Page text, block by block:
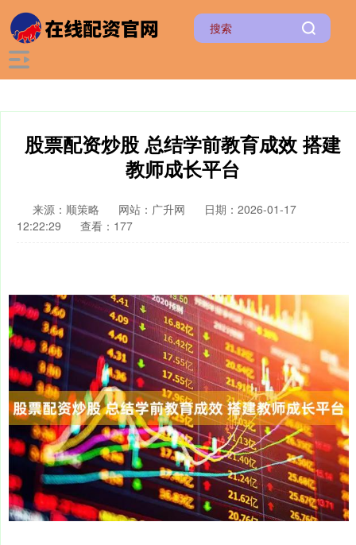
股票配资炒股 总结学前教育成效 搭建
教师成长平台
来源：顺策略 网站：广升网
日期：2026-01-17
12:22:29
查看：177